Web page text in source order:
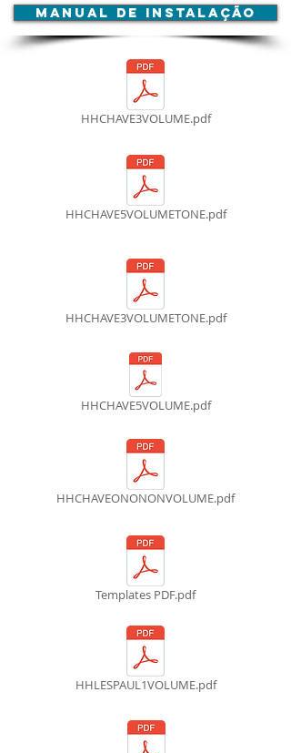
MANUAL DE INSTALAÇÃO
HHCHAVE3VOLUME.pdf
HHCHAVE5VOLUMETONE.pdf
HHCHAVE3VOLUMETONE.pdf
HHCHAVE5VOLUME.pdf
HHCHAVEONONONVOLUME.pdf
Templates PDF.pdf
HHLESPAUL1VOLUME.pdf